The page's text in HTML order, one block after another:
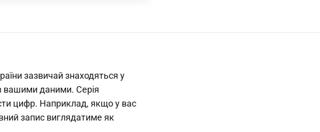
зазвичай знаходяться у
вашими даними. Серія
цифр. Наприклад, якщо у вас
запис виглядатиме як